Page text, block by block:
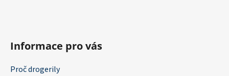
Informace pro vás
Proč drogerily